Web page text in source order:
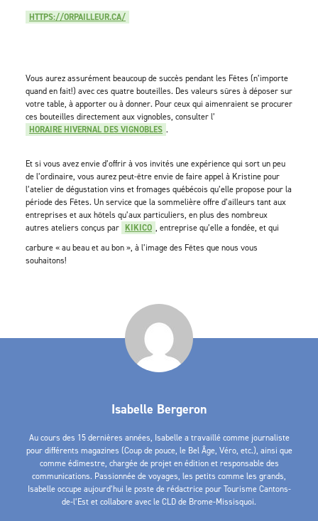
HTTPS://ORPAILLEUR.CA/
Vous aurez assurément beaucoup de succès pendant les Fêtes (n’importe
quand en fait!) avec ces quatre bouteilles. Des valeurs sûres à déposer sur
votre table, à apporter ou à donner. Pour ceux qui aimenraient se procurer
ces bouteilles directement aux vignobles, consulter l’
HORAIRE HIVERNAL DES VIGNOBLES .
Et si vous avez envie d’offrir à vos invités une expérience qui sort un peu
de l’ordinaire, vous aurez peut-être envie de faire appel à Kristine pour
l’atelier de dégustation vins et fromages québécois qu’elle propose pour la
période des Fêtes. Un service que la sommelière offre d’ailleurs tant aux
entreprises et aux hôtels qu’aux particuliers, en plus des nombreux
autres ateliers conçus par KIKICO , entreprise qu’elle a fondée, et qui
carbure « au beau et au bon », à l’image des Fêtes que nous vous
souhaitons!
Isabelle Bergeron
Au cours des 15 dernières années, Isabelle a travaillé comme journaliste
pour différents magazines (Coup de pouce, le Bel Âge, Véro, etc.), ainsi que
comme édimestre, chargée de projet en édition et responsable des
communications. Passionnée de voyages, les petits comme les grands,
Isabelle occupe aujourd’hui le poste de rédactrice pour Tourisme Cantons-
de-l’Est et collabore avec le CLD de Brome-Missisquoi.